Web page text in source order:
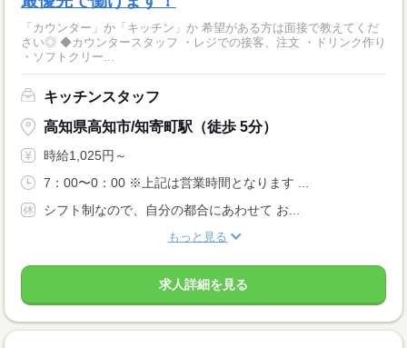
「カウンター」か「キッチン」か 希望がある方は面接で教えてくだ
さい◎ ◆カウンタースタッフ ・レジでの接客、注文 ・ドリンク作り
・ソフトクリー...
キッチンスタッフ
高知県高知市/知寄町駅（徒歩 5分）
時給1,025円～
7：00〜0：00 ※上記は営業時間となります ...
シフト制なので、自分の都合にあわせて お...
もっと見る
求人詳細を見る